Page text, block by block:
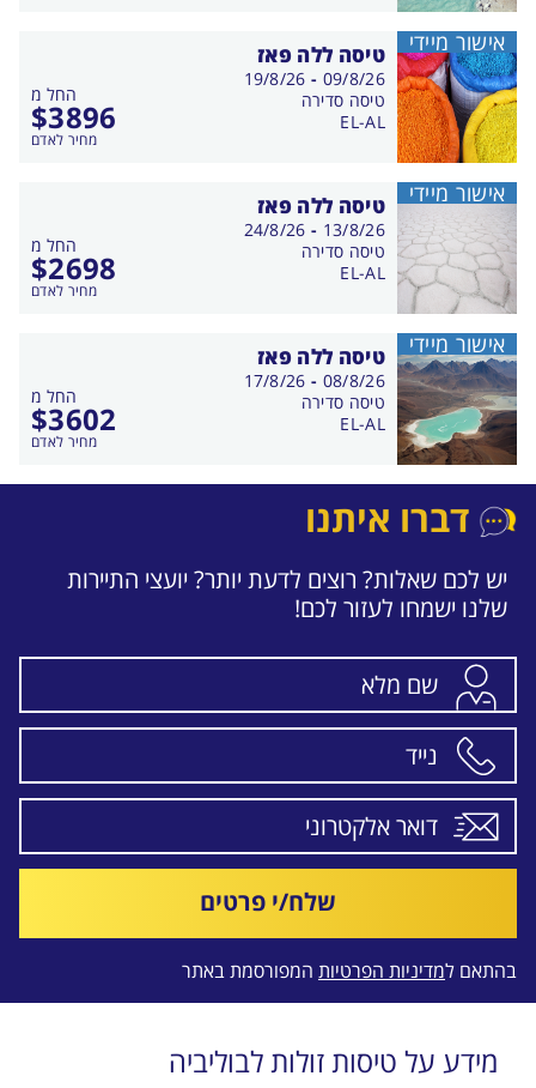
טיסה ללה פאז
החל מ
$3896
מחיר לאדם
בין
התאריכים,
09/8/26
-
19/8/26
טיסה סדירה
EL-AL
אישור מיידי
טיסה ללה פאז
החל מ
$2698
מחיר לאדם
בין
התאריכים,
13/8/26
-
24/8/26
טיסה סדירה
EL-AL
אישור מיידי
טיסה ללה פאז
החל מ
$3602
מחיר לאדם
בין
התאריכים,
08/8/26
-
17/8/26
טיסה סדירה
EL-AL
אישור מיידי
דברו איתנו
יש לכם שאלות? רוצים לדעת יותר? יועצי התיירות
שלנו ישמחו לעזור לכם!
שלח/י פרטים
בהתאם למדיניות הפרטיות המפורסמת באתר
מידע על טיסות זולות לבוליביה